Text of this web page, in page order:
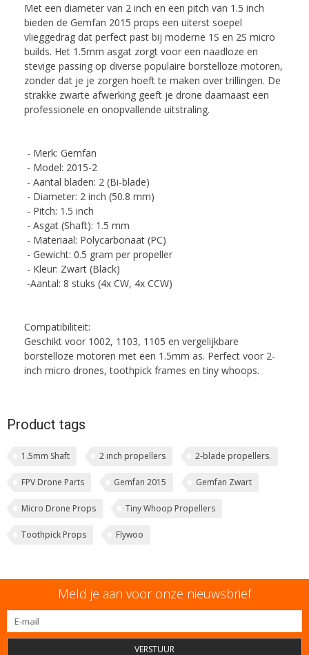
Met een diameter van 2 inch en een pitch van 1.5 inch
bieden de Gemfan 2015 props een uiterst soepel
vlieggedrag dat perfect past bij moderne 1S en 2S micro
builds. Het 1.5mm asgat zorgt voor een naadloze en
stevige passing op diverse populaire borstelloze motoren,
zonder dat je je zorgen hoeft te maken over trillingen. De
strakke zwarte afwerking geeft je drone daarnaast een
professionele en onopvallende uitstraling.
- Merk: Gemfan
- Model: 2015-2
- Aantal bladen: 2 (Bi-blade)
- Diameter: 2 inch (50.8 mm)
- Pitch: 1.5 inch
- Asgat (Shaft): 1.5 mm
- Materiaal: Polycarbonaat (PC)
- Gewicht: 0.5 gram per propeller
- Kleur: Zwart (Black)
-Aantal: 8 stuks (4x CW, 4x CCW)
Compatibiliteit:
Geschikt voor 1002, 1103, 1105 en vergelijkbare
borstelloze motoren met een 1.5mm as. Perfect voor 2-
inch micro drones, toothpick frames en tiny whoops.
Product tags
1.5mm Shaft 2 inch propellers 2-blade propellers.
FPV Drone Parts Gemfan 2015 Gemfan Zwart
Micro Drone Props Tiny Whoop Propellers
Toothpick Props Flywoo
Meld je aan voor onze nieuwsbrief
VERSTUUR